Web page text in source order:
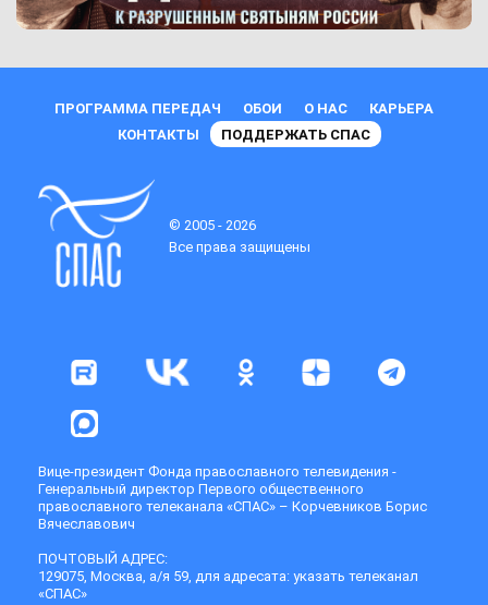
ПРОГРАММА ПЕРЕДАЧ ОБОИ О НАС
КАРЬЕРА
КОНТАКТЫ
ПОДДЕРЖАТЬ СПАС
© 2005 - 2026
Все права защищены
Вице-президент Фонда православного телевидения -
Генеральный директор Первого общественного
православного телеканала «СПАС» – Корчевников Борис
Вячеславович
ПОЧТОВЫЙ АДРЕС:
129075, Москва, а/я 59, для адресата: указать телеканал
«СПАС»